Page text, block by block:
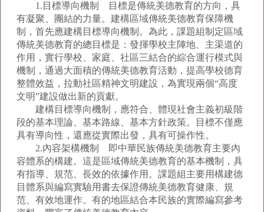
1.目標導向機制 目標是傳統美德教育的方向，具
有凝聚、團結的力量。建構區域傳統美德教育保障機
制，首先應建構目標導向機制。為此，課題組制定區域
傳統美德教育的總目標是：發揮學校主陣地、主渠道的
作用，實行學校、家庭、社區三結合的綜合運行模式與
機制，通過大面積的傳統美德教育活動，提高學校德育
整體效益，拉動社區精神文明建設，為實現兩個“高度
文明”建設做出新的貢獻。
建構目標導向機制，應符合、體現社會主義初級階
段的基本理論、基本路線、基本方針政策。目標不僅應
具有導向性，還應從實際出發，具有可操作性。
2.內容架構機制 即中華民族傳統美德教育主要內
容體系的構建。這是區域傳統美德教育的基本機制，具
有指導、規范、長效的依據作用。課題組主要用構建德
目體系與編寫實驗用書去保證傳統美德教育健康、規
范、有效地運作。有的地區結合本民族的實際編寫參考